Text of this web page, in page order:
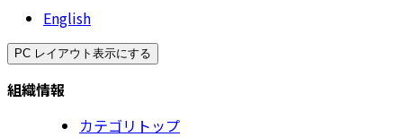
English
PC レイアウト表示にする
組織情報
カテゴリトップ